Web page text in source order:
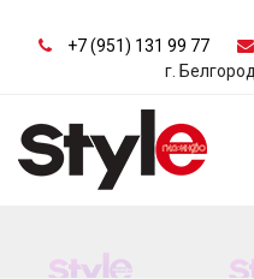
+7 (951) 131 99 77
г.